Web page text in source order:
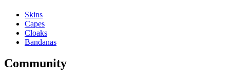
Skins
Capes
Cloaks
Bandanas
Community